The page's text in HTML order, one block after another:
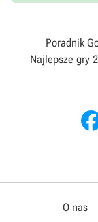
Poradnik
Najlepsze gry
O nas